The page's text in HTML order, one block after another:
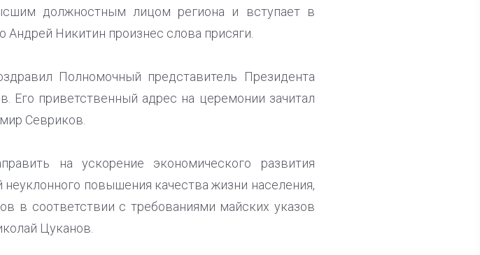
должностным лицом региона и вступает в
Андрей Никитин произнес слова присяги.
Полномочный представитель Президента
приветственный адрес на церемонии зачитал
Севриков.
на ускорение экономического развития
повышения качества жизни населения,
в соответствии с требованиями майских указов
Цуканов.